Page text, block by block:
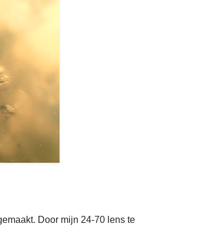
Door mijn 24-70 lens te